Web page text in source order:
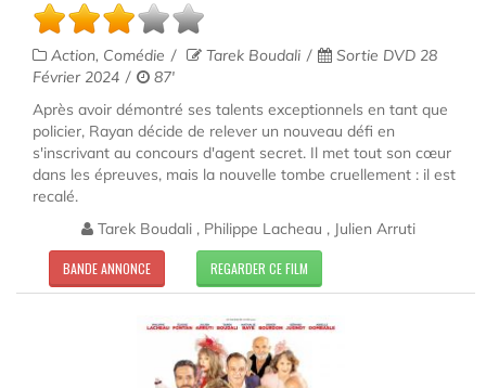
Action, Comédie Tarek Boudali
Sortie DVD 28
Février 2024
87'
Après avoir démontré ses talents exceptionnels en tant que
policier, Rayan décide de relever un nouveau défi en
s'inscrivant au concours d'agent secret. Il met tout son cœur
dans les épreuves, mais la nouvelle tombe cruellement : il est
recalé.
Tarek Boudali , Philippe Lacheau , Julien Arruti
BANDE ANNONCE REGARDER CE FILM